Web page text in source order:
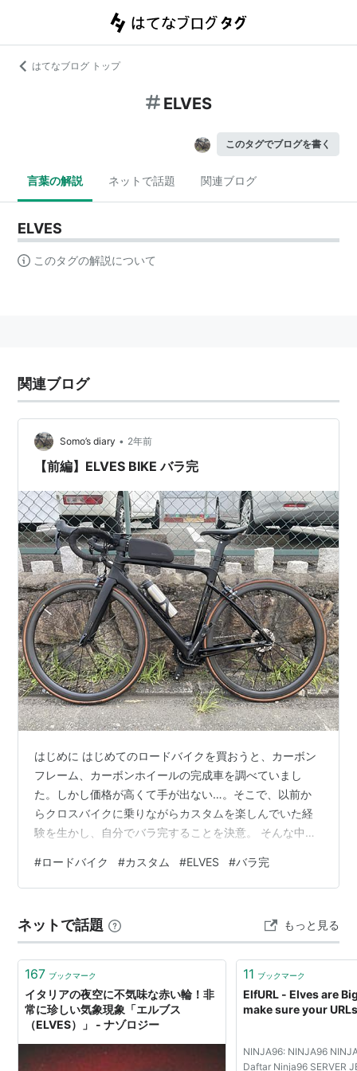
はてなブログ トップ
ELVES
このタグでブログを書く
言葉の解説 ネットで話題 関連ブログ
ELVES
このタグの解説について
関連ブログ
Somo’s diary • 2年前
【前編】ELVES BIKE バラ完
はじめに はじめてのロードバイクを買おうと、カーボン
フレーム、カーボンホイールの完成車を調べていまし
た。しかし価格が高くて手が出ない…。そこで、以前か
らクロスバイクに乗りながらカスタムを楽しんでいた経
験を生かし、自分でバラ完することを決意。 そんな中、
自分好みにカスタムできるペイントが魅力的でした。こ
れなら自分だけの特別なロードバイクを作れると思い、
ダーから組み上がるまでの工程を紹介します。少しでも
参考になれば幸いです。 はじめに フレームオーダーの流
れ ①フレーム・ペイントを…
#ロードバイク #カスタム #ELVES #バラ完
ネットで話題 もっと見る
167 ブックマーク
イタリアの夜空に不気味な赤い輪！非
常に珍しい気象現象「エルブス
（ELVES）」 - ナゾロジー
11 ブックマーク
ElfURL - Elves are
make sure your
NINJA96: NINJA96
Daftar Ninja96 SERVER